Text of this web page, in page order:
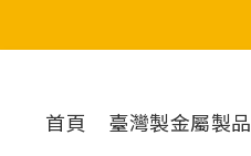
首頁 臺灣製金屬製品